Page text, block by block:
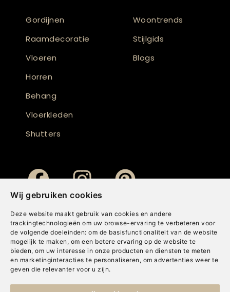
Wij gebruiken cookies
Deze website maakt gebruik van cookies en andere
trackingtechnologieën om uw browse-ervaring te verbeteren voor
de volgende doeleinden: om de basisfunctionaliteit van de website
mogelijk te maken , om een betere ervaring op de website te
bieden, om uw interesse in onze producten en diensten te meten
en marketinginteracties te personaliseren , om advertenties weer te
geven die relevanter voor u zijn.
Gordijnen
Raamdecoratie
Vloeren
Horren
Behang
Vloerkleden
Shutters
Woontrends
Stijlgids
Blogs